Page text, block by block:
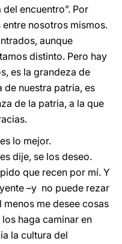
encuentro”. Por
nosotros mismos.
aunque
distinto. Pero hay
es la grandeza de
de nuestra patria, es
de la patria, a la que
lo mejor.
dije, se los deseo.
que recen por mí. Y
–y no puede rezar
me desee cosas
haga caminar en
la cultura del